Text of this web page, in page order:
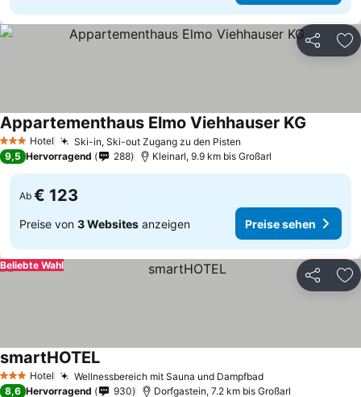
Teilen
3 SterneHotel Ski-in, Ski-out Zugang zu den Pisten
Appartementhaus Elmo Viehhauser KG
9,5 Hervorragend 288 Kleinarl, 9.9 km bis Großarl
Ab € 123
Preise von 3 Websites anzeigen Preise sehen
Teilen
Beliebte Wahl
3 SterneHotel Wellnessbereich mit Sauna und Dampfbad
smartHOTEL
8,6 Hervorragend 930 Dorfgastein, 7.2 km bis Großarl